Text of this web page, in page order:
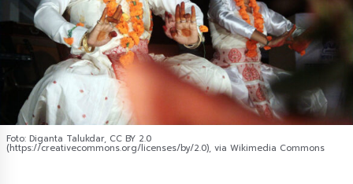
Foto: Diganta Talukdar, CC BY 2.0
(https://creativecommons.org/licenses/by/2.0), via Wikimedia Commons